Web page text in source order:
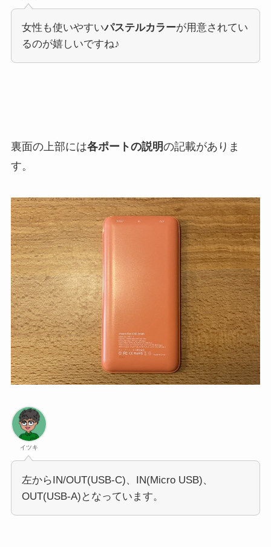
女性も使いやすいパステルカラーが用意されてい
るのが嬉しいですね♪
裏面の上部には各ポートの説明の記載がありま
す。
イツキ
左からIN/OUT(USB-C)、IN(Micro USB)、
OUT(USB-A)となっています。